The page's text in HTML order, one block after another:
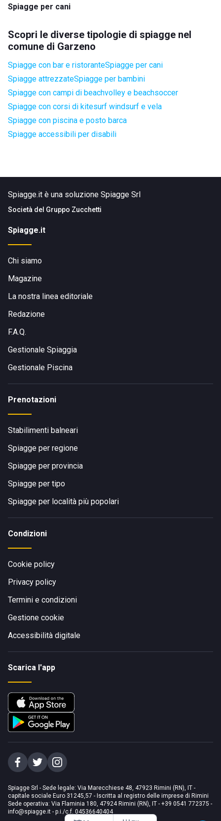
Spiagge per cani
Scopri le diverse tipologie di spiagge nel
comune di Garzeno
Spiagge con bar e ristoranteSpiagge per cani
Spiagge attrezzateSpiagge per bambini
Spiagge con campi di beachvolley e beachsoccer
Spiagge con corsi di kitesurf windsurf e vela
Spiagge con piscina e posto barca
Spiagge accessibili per disabili
Spiagge.it è una soluzione Spiagge Srl
Società del Gruppo Zucchetti
Spiagge.it
Chi siamo
Magazine
La nostra linea editoriale
Redazione
F.A.Q.
Gestionale Spiaggia
Gestionale Piscina
Prenotazioni
Stabilimenti balneari
Spiagge per regione
Spiagge per provincia
Spiagge per tipo
Spiagge per località più popolari
Condizioni
Cookie policy
Privacy policy
Termini e condizioni
Gestione cookie
Accessibilità digitale
Scarica l'app
Spiagge Srl - Sede legale: Via Marecchiese 48, 47923 Rimini (RN), IT -
capitale sociale Euro 31245,57 - Iscritta al registro delle imprese di Rimini
Sede operativa: Via Flaminia 180, 47924 Rimini (RN), IT - +39 0541 772375 -
info@spiagge.it - p.i./c.f. 04536640404